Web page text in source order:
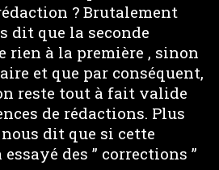
? Brutalement
dit que la seconde
rien à la première , sinon
et que par conséquent,
reste tout à fait valide
de rédactions. Plus
dit que si cette
des ” corrections ”